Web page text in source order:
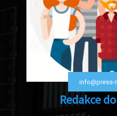
info@press-
Redakce